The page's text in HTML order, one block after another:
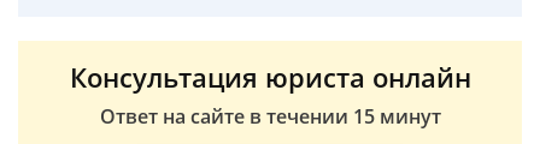
Консультация юриста онлайн
Ответ на сайте в течении 15 минут